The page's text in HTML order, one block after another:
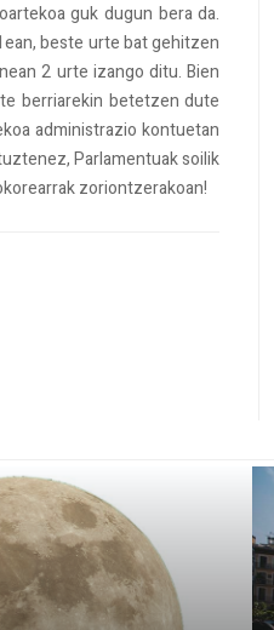
guk dugun bera da.
beste urte bat gehitzen
2 urte izango ditu. Bien
berriarekin betetzen dute
administrazio kontuetan
Parlamentuak soilik
zoriontzerakoan!